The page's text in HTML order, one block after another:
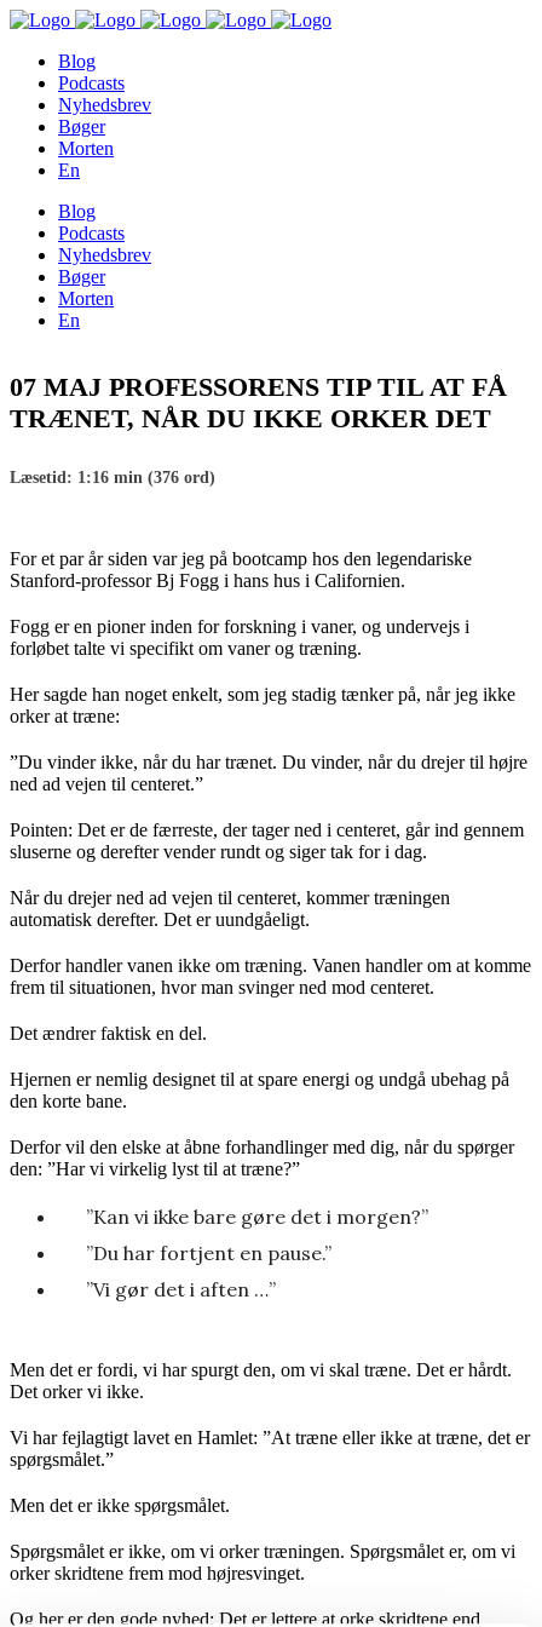
Blog
Podcasts
Nyhedsbrev
Bøger
Morten
En
Blog
Podcasts
Nyhedsbrev
Bøger
Morten
En
07 MAJ PROFESSORENS TIP TIL AT FÅ
TRÆNET, NÅR DU IKKE ORKER DET
Læsetid: 1:16 min (376 ord)
For et par år siden var jeg på bootcamp hos den legendariske
Stanford-professor Bj Fogg i hans hus i Californien.
Fogg er en pioner inden for forskning i vaner, og undervejs i
forløbet talte vi specifikt om vaner og træning.
Her sagde han noget enkelt, som jeg stadig tænker på, når jeg ikke
orker at træne:
”Du vinder ikke, når du har trænet. Du vinder, når du drejer til højre
ned ad vejen til centeret.”
Pointen: Det er de færreste, der tager ned i centeret, går ind gennem
sluserne og derefter vender rundt og siger tak for i dag.
Når du drejer ned ad vejen til centeret, kommer træningen
automatisk derefter. Det er uundgåeligt.
Derfor handler vanen ikke om træning. Vanen handler om at komme
frem til situationen, hvor man svinger ned mod centeret.
Det ændrer faktisk en del.
Hjernen er nemlig designet til at spare energi og undgå ubehag på
den korte bane.
Derfor vil den elske at åbne forhandlinger med dig, når du spørger
den: ”Har vi virkelig lyst til at træne?”
”Kan vi ikke bare gøre det i morgen?”
”Du har fortjent en pause.”
”Vi gør det i aften …”
Men det er fordi, vi har spurgt den, om vi skal træne. Det er hårdt.
Det orker vi ikke.
Vi har fejlagtigt lavet en Hamlet: ”At træne eller ikke at træne, det er
spørgsmålet.”
Men det er ikke spørgsmålet.
Spørgsmålet er ikke, om vi orker træningen. Spørgsmålet er, om vi
orker skridtene frem mod højresvinget.
Og her er den gode nyhed: Det er lettere at orke skridtene end